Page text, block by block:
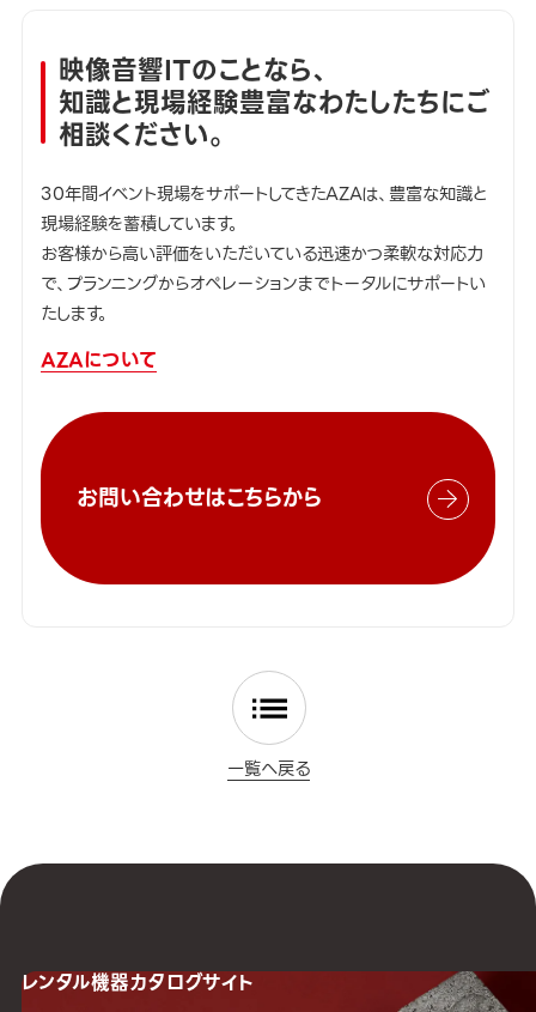
映像音響ITのことなら、
知識と現場経験豊富なわたしたちにご
相談ください。
30年間イベント現場をサポートしてきたAZAは、豊富な知識と
現場経験を蓄積しています。
お客様から高い評価をいただいている迅速かつ柔軟な対応力
で、プランニングからオペレーションまでトータルにサポートい
たします。
AZAについて
お問い合わせはこちらから
一覧へ戻る
レンタル機器カタログサイト